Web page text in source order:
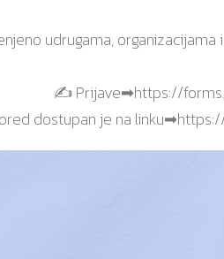
udrugama,
✍️ Prijave➡https://
dostupan je na linku➡